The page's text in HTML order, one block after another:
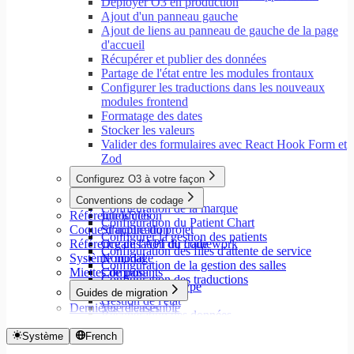
Ajout d'un panneau gauche
Ajout de liens au panneau de gauche de la page
d'accueil
Récupérer et publier des données
Partage de l'état entre les modules frontaux
Configurer les traductions dans les nouveaux
modules frontend
Formatage des dates
Stocker les valeurs
Valider des formulaires avec React Hook Form et
Zod
Configurez O3 à votre façon
Aperçu
Configuration de la marque
Configuration du Patient Chart
Configurer la gestion des patients
Configuration des files d'attente de service
Configuration de la gestion des salles
Configuration des traductions
Conventions de codage
Introduction
Structure du projet
Organisation du code
Nommage
Composants
Annotations de type
Gestion de l'état
Récupération des données
États de chargement
Mutations et effets secondaires
Référentiels clés
Coque d'application
Référence de l'API du framework
Système modal
Miettes de pain
Guides de migration
Vue d'ensemble
Migrer vers Rspack et Vitest
Dernières releases
Système French